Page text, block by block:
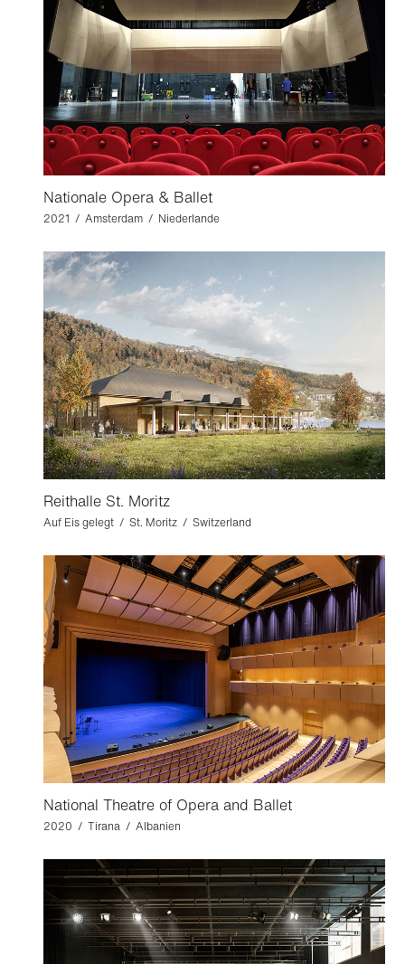
Nationale Opera & Ballet
2021 / Amsterdam / Niederlande
Reithalle St. Moritz
Auf Eis gelegt / St. Moritz / Switzerland
National Theatre of Opera and Ballet
2020 / Tirana / Albanien